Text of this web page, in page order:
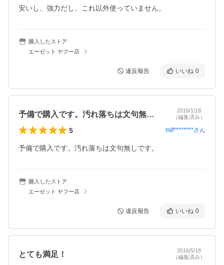
安いし、強力だし、これ以外使っていません。
購入したストア
エーゼット ヤフー店
違反報告 いいね 0
予備で購入です。汚れ落ちは文句無しです…
2016/1/18
（編集済み）
5 mif********さん
予備で購入です。汚れ落ちは文句無しです。
購入したストア
エーゼット ヤフー店
違反報告 いいね 0
とても満足！
2016/5/18
（編集済み）